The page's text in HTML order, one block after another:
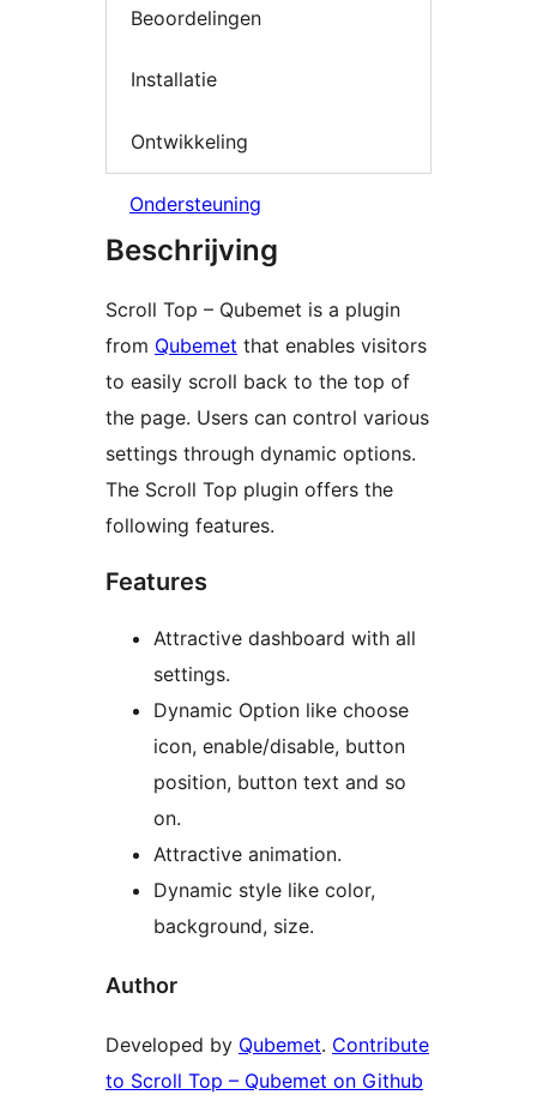
Beoordelingen
Installatie
Ontwikkeling
Ondersteuning
Beschrijving
Scroll Top – Qubemet is a plugin
from Qubemet that enables visitors
to easily scroll back to the top of
the page. Users can control various
settings through dynamic options.
The Scroll Top plugin offers the
following features.
Features
Attractive dashboard with all
settings.
Dynamic Option like choose
icon, enable/disable, button
position, button text and so
on.
Attractive animation.
Dynamic style like color,
background, size.
Author
Developed by Qubemet. Contribute
to Scroll Top – Qubemet on Github